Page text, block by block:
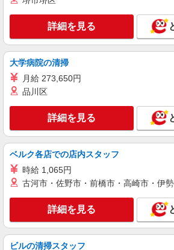
カウンター・キッチン
時＞日曜 17:00〜21:00
埼玉県新座市野火止8-
キープ
ケンタッキーフライドチキン いなげや大泉
カウンター・キッチン
時＞平日（月〜金）
時給1200円
キープ
コンパスグループ・ジャパン株式会社
詳細を見る
大学病院の清掃
月給 273,650円
品川区
詳細を見る
ベルク各店での店内スタッフ
時給 1,065円
古河市・佐野市・前橋市・高崎市・伊
詳細を見る
ビルの清掃スタッフ